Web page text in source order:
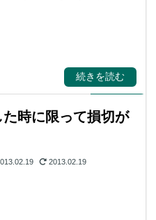
続きを読む
時に限って損切が
2013.02.19